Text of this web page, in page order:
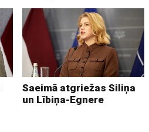
Saeimā atgriežas Siliņa
un Lībiņa-Egnere